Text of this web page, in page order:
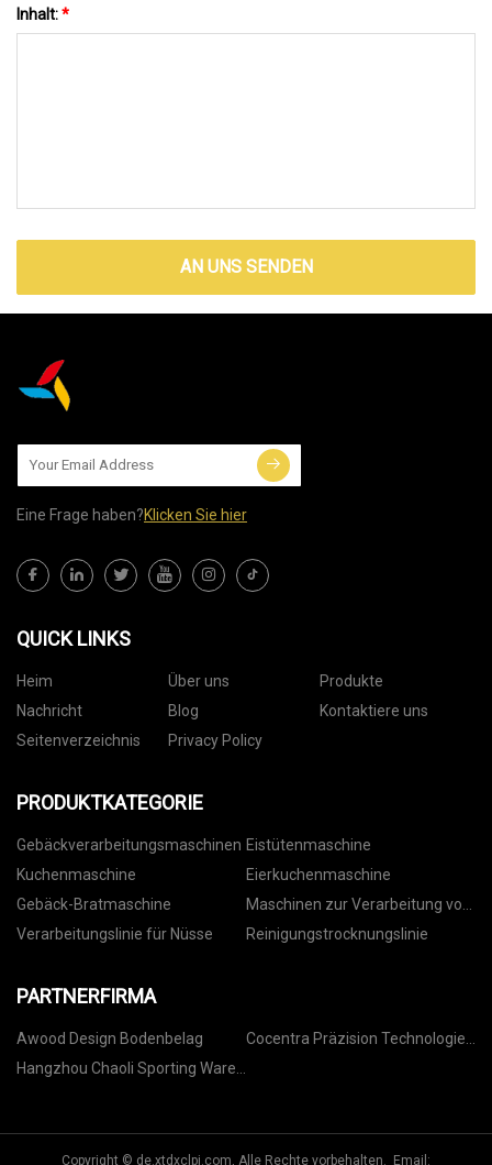
Inhalt:*
AN UNS SENDEN
Eine Frage haben?Klicken Sie hier
QUICK LINKS
Heim Über uns
Produkte
Nachricht
Blog
Kontaktiere uns
Seitenverzeichnis
Privacy Policy
PRODUKTKATEGORIE
Gebäckverarbeitungsmaschinen Eistütenmaschine
Kuchenmaschine
Eierkuchenmaschine
Gebäck-Bratmaschine
Maschinen zur Verarbeitung von
Nüssen
Verarbeitungslinie für Nüsse Reinigungstrocknungslinie
PARTNERFIRMA
Awood Design Bodenbelag
Cocentra Präzision Technologie
Hangzhou Chaoli Sporting Waren
Copyright © de.xtdxclpj.com, Alle Rechte vorbehalten. Email: